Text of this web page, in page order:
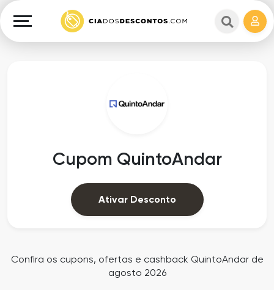
Cashback
Lojas
Datas
Explorar
Cupons
DinheiroCupom QuintoAndar
Ativar Desconto
Confira os cupons, ofertas e cashback QuintoAndar de
agosto 2026